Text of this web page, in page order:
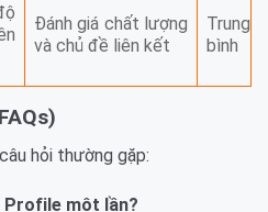
Đánh giá chất lượng
và chủ đề liên kết
Trung
bình
hỏi thường gặp:
Profile một lần?